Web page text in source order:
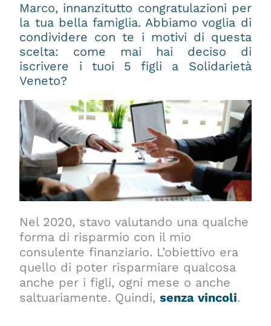
Marco, innanzitutto congratulazioni per
la tua bella famiglia. Abbiamo voglia di
condividere con te i motivi di questa
scelta: come mai hai deciso di
iscrivere i tuoi 5 figli a Solidarietà
Veneto?
Nel 2020, stavo valutando una qualche
forma di risparmio con il mio
consulente finanziario. L’obiettivo era
quello di poter risparmiare qualcosa
anche per i figli, ogni mese o anche
saltuariamente. Quindi,senza vincoli.